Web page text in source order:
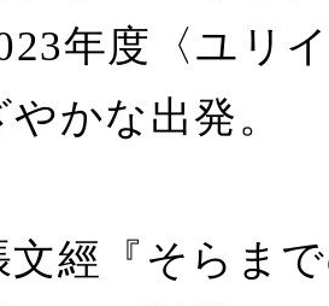
年度〈ユリ
やかな出発。
文經『そらま